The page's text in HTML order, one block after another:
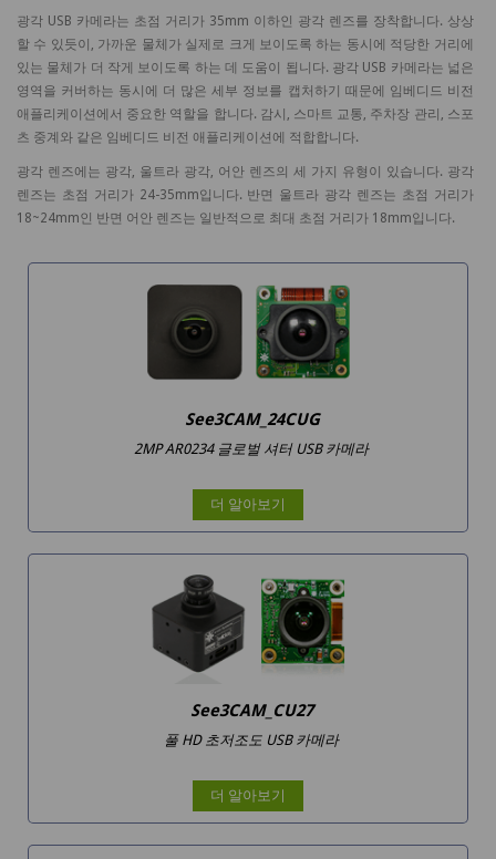
광각 USB 카메라는 초점 거리가 35mm 이하인 광각 렌즈를 장착합니다. 상상
할 수 있듯이, 가까운 물체가 실제로 크게 보이도록 하는 동시에 적당한 거리에
있는 물체가 더 작게 보이도록 하는 데 도움이 됩니다. 광각 USB 카메라는 넓은
영역을 커버하는 동시에 더 많은 세부 정보를 캡처하기 때문에 임베디드 비전
애플리케이션에서 중요한 역할을 합니다. 감시, 스마트 교통, 주차장 관리, 스포
츠 중계와 같은 임베디드 비전 애플리케이션에 적합합니다.
광각 렌즈에는 광각, 울트라 광각, 어안 렌즈의 세 가지 유형이 있습니다. 광각
렌즈는 초점 거리가 24-35mm입니다. 반면 울트라 광각 렌즈는 초점 거리가
18~24mm인 반면 어안 렌즈는 일반적으로 최대 초점 거리가 18mm입니다.
See3CAM_24CUG
2MP AR0234 글로벌 셔터 USB 카메라
더 알아보기
See3CAM_CU27
풀 HD 초저조도 USB 카메라
더 알아보기